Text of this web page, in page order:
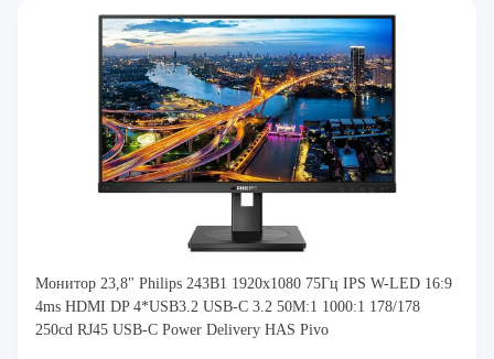
Монитор 23,8" Philips 243B1 1920x1080 75Гц IPS W-LED 16:9
4ms HDMI DP 4*USB3.2 USB-C 3.2 50M:1 1000:1 178/178
250cd RJ45 USB-C Power Delivery HAS Pivo